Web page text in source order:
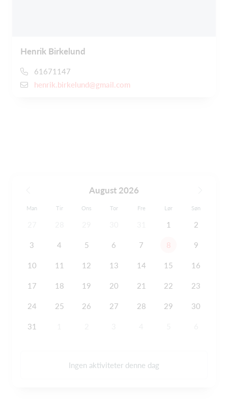
Henrik Birkelund
61671147
henrik.birkelund@gmail.com
August 2026
Man Tir Ons Tor Fre Lør Søn
1 2
3 4 5 6 7 8 9
10 11 12 13 14 15 16
17 18 19 20 21 22 23
24 25 26 27 28 29 30
31
Ingen aktiviteter denne dag